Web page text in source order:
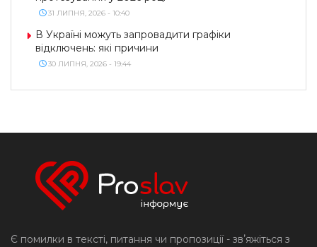
31 ЛИПНЯ, 2026 - 10:40
В Україні можуть запровадити графіки
відключень: які причини
30 ЛИПНЯ, 2026 - 19:44
Є помилки в тексті, питання чи пропозиції - звʼяжіться з